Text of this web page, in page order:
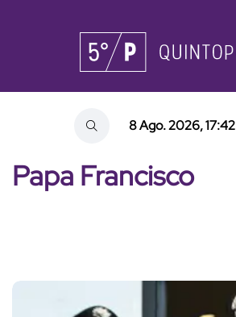
8 Ago. 2026, 17:42
Papa Francisco